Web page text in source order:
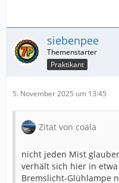
siebenpee
Praktikant
5. November 2025 um 13:45
Zitat von coala
nicht jeden Mist
verhält sich hier in
Bremslicht-Glühlampe